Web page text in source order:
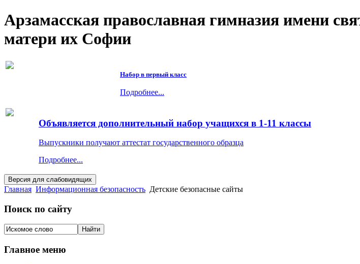
Арзамасская православная гимназия имени
матери их Софии
Набор в первый класс
Подробнее...
Объявляется дополнительный набор учащихся в 1-11 классы
Выпускники получают аттестат государственного образца
Подробнее...
Главная Информационная безопасность Детские безопасные сайты
Поиск по сайту
Главное меню